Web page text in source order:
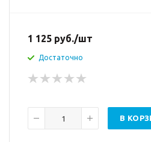
1 125 руб./шт
Достаточно
В